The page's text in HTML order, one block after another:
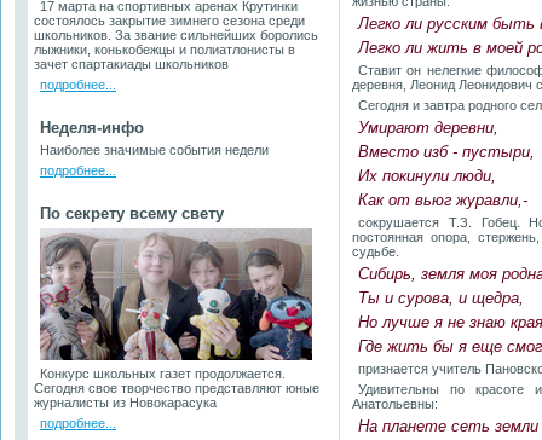
17 марта на спортивных аренах Крутинки
состоялось закрытие зимнего сезона среди
школьников. За звание сильнейших боролись
лыжники, конькобежцы и полиатлонисты в
зачет спартакиады школьников
подробнее...
Неделя-инфо
Наиболее значимые события недели
подробнее...
По секрету всему свету
Конкурс школьных газет продолжается.
Сегодня свое творчество представляют юные
журналисты из Новокарасука
подробнее...
Легко ли русским быть
Легко ли жить в моей
Ставит он нелегкие
деревня, Леонид Леонидович
Сегодня и завтра родного
Умирают деревни,
Вместо изб - пустыри,
Их покинули люди,
Как от вьюг журавли,-
сокрушается Т.З. Гобец.
постоянная опора,
судьбе.
Сибирь, земля моя
Ты и сурова, и щедра,
Но лучше я не знаю
Где жить бы я еще
признается учитель
Удивительны по красоте
Анатольевны:
На планете сеть